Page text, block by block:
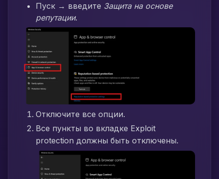
Пуск → введите Защита на основе
репутации.
Отключите все опции.
Все пункты во вкладке Exploit
protection должны быть отключены.